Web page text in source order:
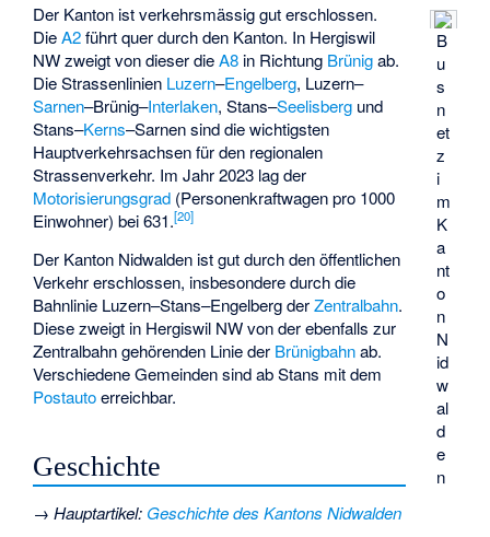
B
u
s
n
et
z
i
m
K
a
nt
o
n
N
id
w
al
d
e
n
Der Kanton ist verkehrsmässig gut erschlossen.
DieA2führt quer durch den Kanton. In Hergiswil
NW zweigt von dieser dieA8 in Richtung Brünigab.
Die Strassenlinien Luzern–Engelberg, Luzern–
Sarnen–Brünig–Interlaken, Stans–Seelisberg und
Stans–Kerns–Sarnen sind die wichtigsten
Hauptverkehrsachsen für den regionalen
Strassenverkehr. Im Jahr 2023 lag der
Motorisierungsgrad (Personenkraftwagen pro 1000
Einwohner) bei 631.[20]
Der Kanton Nidwalden ist gut durch den öffentlichen
Verkehr erschlossen, insbesondere durch die
Bahnlinie Luzern–Stans–Engelberg derZentralbahn.
Diese zweigt in Hergiswil NW von der ebenfalls zur
Zentralbahn gehörenden Linie der Brünigbahnab.
Verschiedene Gemeinden sind ab Stans mit dem
Postautoerreichbar.
Geschichte
→Hauptartikel: Geschichte des Kantons Nidwalden